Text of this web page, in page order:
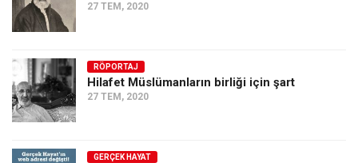
27 TEM, 2020
RÖPORTAJ
Hilafet Müslümanların birliği için şart
27 TEM, 2020
GERÇEK HAYAT